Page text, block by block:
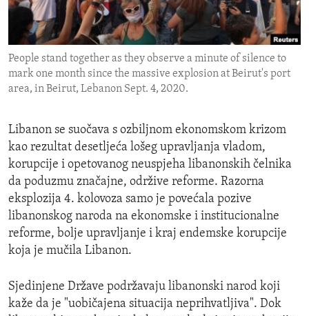
ENVIRONMENT AND HEALTH
IDEALS AND INSTITUTIONS
People stand together as they observe a minute of silence to
mark one month since the massive explosion at Beirut's port
area, in Beirut, Lebanon Sept. 4, 2020.
Libanon se suočava s ozbiljnom ekonomskom krizom
kao rezultat desetljeća lošeg upravljanja vladom,
korupcije i opetovanog neuspjeha libanonskih čelnika
da poduzmu značajne, održive reforme. Razorna
eksplozija 4. kolovoza samo je povećala pozive
libanonskog naroda na ekonomske i institucionalne
reforme, bolje upravljanje i kraj endemske korupcije
koja je mučila Libanon.
Sjedinjene Države podržavaju libanonski narod koji
kaže da je "uobičajena situacija neprihvatljiva". Dok